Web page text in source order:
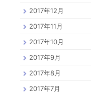
2017年12月
2017年11月
2017年10月
2017年9月
2017年8月
2017年7月